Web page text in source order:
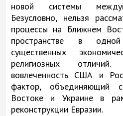
новой системы
Безусловно, нельзя
процессы на Ближнем
пространстве в
существенных
религиозных
вовлеченность США и
фактор, объединяющий
Востоке и Украине в
реконструкции Евразии.